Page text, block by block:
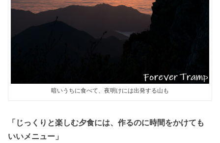
暗いうちに食べて、夜明けには出発する山も
「じっくりと楽しむ夕食には、作るのに時間をかけても
いいメニュー」